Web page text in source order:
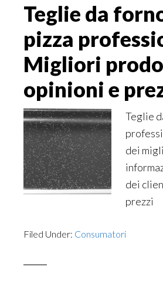
Teglie da
pizza
Migliori
opinioni e
Teglie
dei
dei
prezzi
Filed Under: Consumatori